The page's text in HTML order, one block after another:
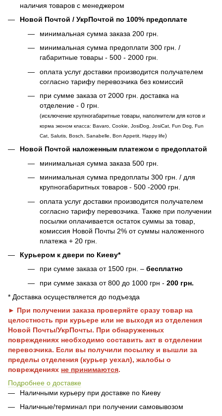
наличия товаров с менеджером
Новой Почтой / УкрПочтой по 100% предоплате
минимальная сумма заказа 200 грн.
минимальная сумма предоплати 300 грн. /
габаритные товары - 500 - 2000 грн.
оплата услуг доставки производится получателем
согласно тарифу перевозчика без комиссий
при сумме заказа от 2000 грн. доставка на
отделение - 0 грн.
(исключение крупногабаритные товары, наполнители для котов и
корма эконом класса: Bavaro, Cookie, JosiDog, JosiCat, Fun Dog, Fun
Cat, Salutis, Bosch, Sanabelle, Bon Appetit, Happy life)
Новой Почтой наложенным платежом с предоплатой
минимальная сумма заказа 500 грн.
минимальная сумма предоплаты 300 грн. / для
крупногабаритных товаров - 500 -2000 грн.
оплата услуг доставки производится получателем
согласно тарифу перевозчика. Также при получении
посылки оплачивается остаток суммы за товар,
комиссия Новой Почты 2% от суммы наложенного
платежа + 20 грн.
Курьером к двери по Киеву*
при сумме заказа от 1500 грн. – бесплатно
при сумме заказа от 800 до 1000 грн - 200 грн.
* Доставка осуществляется до подъезда
► При получении заказа проверяйте сразу товар на
целостность при курьере или не выходя из отделения
Новой Почты/УкрПочты. При обнаруженных
повреждениях необходимо составить акт в отделении
перевозчика. Если вы получили посылку и вышли за
пределы отделения (курьер уехал), жалобы о
повреждениях не принимаются.
Подробнее о доставке
Наличными курьеру при доставке по Киеву
Наличные/терминал при получении самовывозом